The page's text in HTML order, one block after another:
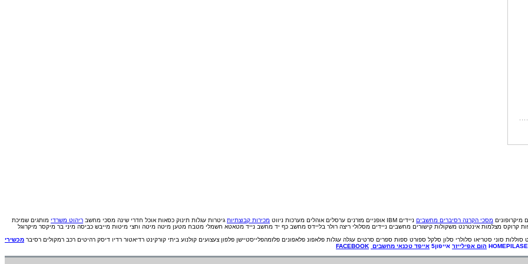
מיקרופונים מסכי הקרנה רסיברים מחשבים ניידים IBM אופניים מזרנים ערסלים אוהלים מערכות ניווט מכירות קבוצתיות גיטרות עגלות תינוק כסאות אוכל חדרי שינה מסכי מחשב ריהוט משרדי מותגים שמיכת
קרוקס מצלמות אינטרנט משקולות קישורים מחשבים ניידים מסלולי ריצה רולר בליידס מחשב כף יד מחשב נייד מטאטא חשמלי מטבח מטען מיטה מיטה וחצי מיטות מייבש כביסה מיני בר מיקסר מיקרוגל
סוללות סוני סטריאו סלולרי סלון סלקל ספורט ספות ספרים סרטים עגלה עגלות פלאפונ פלאפונים פלזמהפלייסטיישן פלפון צעצועים קולנוע ביתי קורקינט רדיאטור רדיו דיסק רהיטים רכב רמקולים רסיבר מכשירי
הום אפילייזר אייפון5 אייפד טכנאי מחשבים FACEBOOK